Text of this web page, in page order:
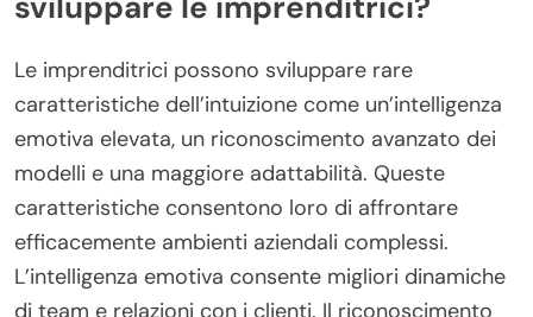
Le imprenditrici possono sviluppare rare
caratteristiche dell’intuizione come un’intelligenza
emotiva elevata, un riconoscimento avanzato dei
modelli e una maggiore adattabilità. Queste
caratteristiche consentono loro di affrontare
efficacemente ambienti aziendali complessi.
L’intelligenza emotiva consente migliori dinamiche
di team e relazioni con i clienti. Il riconoscimento